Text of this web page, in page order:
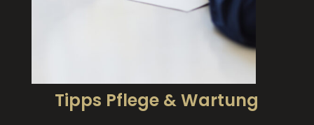
Tipps Pflege & Wartung